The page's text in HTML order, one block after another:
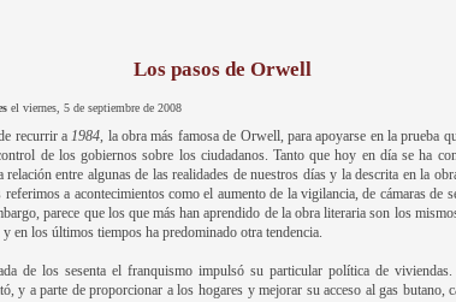
Los pasos de Orwell
el viernes, 5 de septiembre de 2008
recurrir a1984, la obra más famosa de Orwell, para apoyarse en la prueba
de los gobiernos sobre los ciudadanos. Tanto que hoy en día se ha
relación entre algunas de las realidades de nuestros días y la descrita en la
referimos a acontecimientos como el aumento de la vigilancia, de cámaras de
parece que los que más han aprendido de la obra literaria son los
en los últimos tiempos ha predominado otra tendencia.
de los sesenta el franquismo impulsó su particular política de
y a parte de proporcionar a los hogares y mejorar su acceso al gas butano,